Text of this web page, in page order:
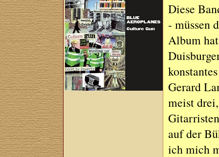
Diese
- müssen
Album
Gerard
meist
auf der
ich mich